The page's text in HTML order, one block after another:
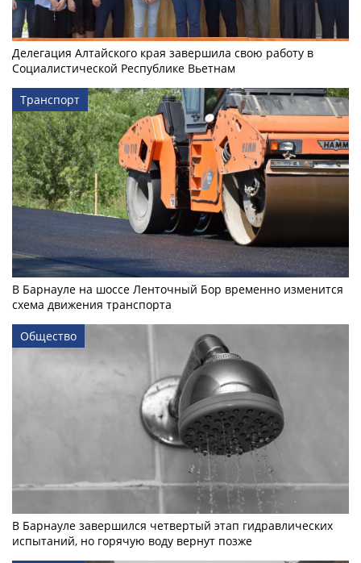
Делегация Алтайского края завершила свою работу в
Социалистической Республике Вьетнам
Транспорт
В Барнауле на шоссе Ленточный Бор временно изменится
схема движения транспорта
Общество
В Барнауле завершился четвертый этап гидравлических
испытаний, но горячую воду вернут позже